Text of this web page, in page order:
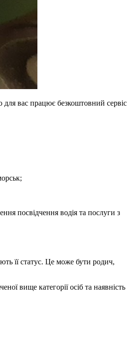
вас працює безкоштовний сервіс
посвідчення водія та послуги з
її статус. Це може бути родич,
вище категорії осіб та наявність